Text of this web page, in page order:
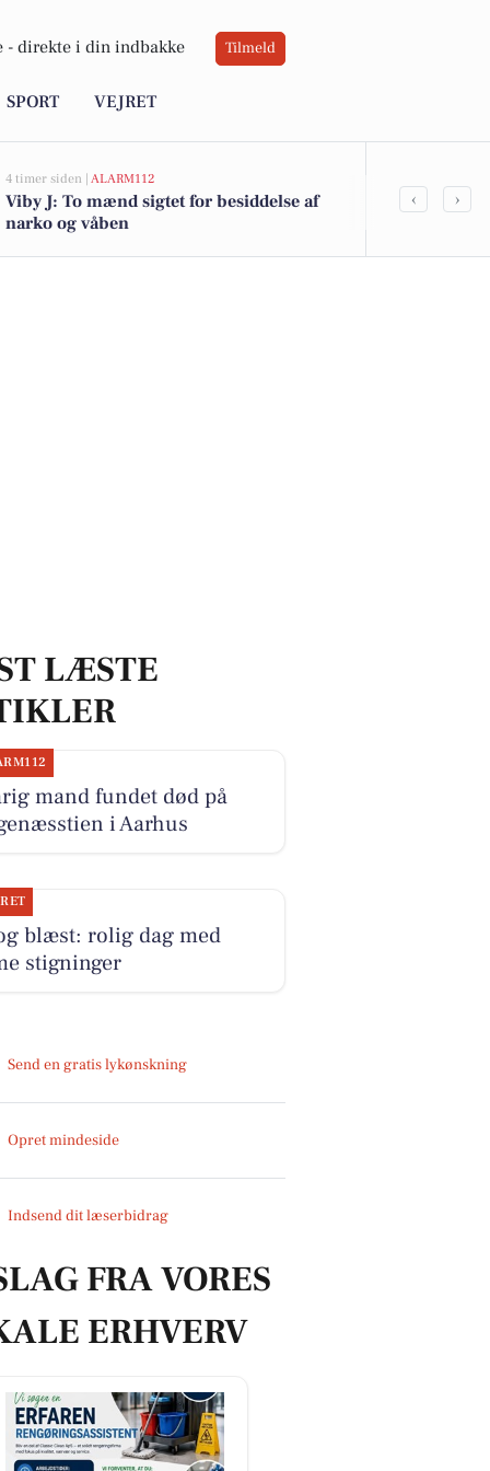
- direkte i din indbakke Tilmeld
SPORT VEJRET
4 timer siden | ALARM112
Viby J: To mænd sigtet for besiddelse af
narko og våben
Indbrud i
‹ ›
LÆSTE
mand fundet død på
i Aarhus
blæst: rolig dag med
stigninger
Send en gratis lykønskning
Opret mindeside
Indsend dit læserbidrag
FRA VORES
ERHVERV